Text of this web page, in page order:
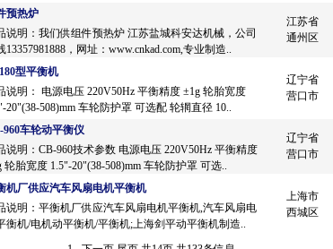
预热炉
江苏省
通州区
说明：我们供组件预热炉 江苏盐城科安达机械，公司
13357981888，网址：www.cnkad.com,专业制造..
型平衡机
辽宁省
营口市
说明： 电源电压 220V50Hz 平衡精度 ±1g 轮胎宽度
20"(38-508)mm 车轮防护罩 可选配 轮辋直径 10..
960车轮动平衡仪
辽宁省
营口市
说明：CB-960技术参数 电源电压 220V50Hz 平衡精度
轮胎宽度 1.5"-20"(38-508)mm 车轮防护罩 可选..
机厂供应汽车风扇电机平衡机
上海市
西城区
说明：平衡机厂供应汽车风扇电机平衡机,汽车风扇电
衡机/电机动平衡机/平衡机;上海剑平动平衡机制造..